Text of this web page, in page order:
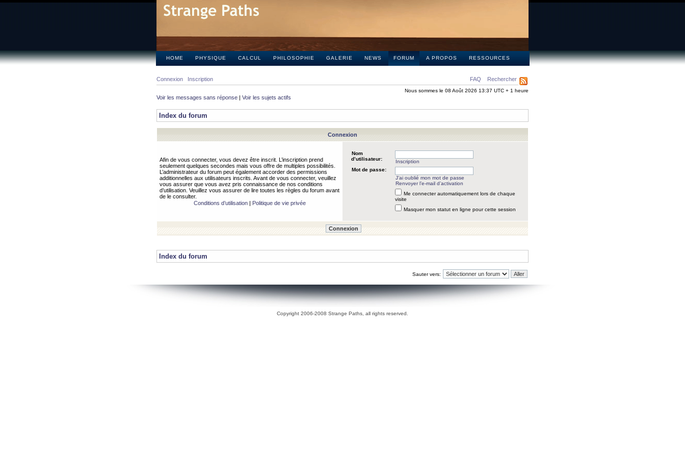
HOME PHYSIQUE CALCUL PHILOSOPHIE GALERIE NEWS FORUM A PROPOS RESSOURCES
FAQ Rechercher
Connexion Inscription
Nous sommes le 08 Août 2026 13:37 UTC + 1 heure
Voir les messages sans réponse | Voir les sujets actifs
Index du forum
Connexion
Afin de vous connecter, vous devez être inscrit. L’inscription prend
seulement quelques secondes mais vous offre de multiples possibilités.
L’administrateur du forum peut également accorder des permissions
additionnelles aux utilisateurs inscrits. Avant de vous connecter, veuillez
vous assurer que vous avez pris connaissance de nos conditions
d’utilisation. Veuillez vous assurer de lire toutes les règles du forum avant
de le consulter.
Conditions d’utilisation| Politique de vie privée
Nom
d’utilisateur:
Inscription
Mot de passe:
J’ai oublié mon mot de passe
Renvoyer l’e-mail d’activation
Me connecter automatiquement lors de chaque
visite
Masquer mon statut en ligne pour cette session
Index du forum
Sauter vers:
Copyright 2006-2008 Strange Paths, all rights reserved.